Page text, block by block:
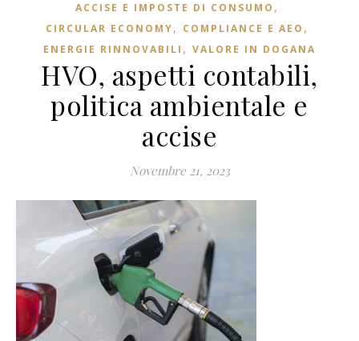
ACCISE E IMPOSTE DI CONSUMO ,
CIRCULAR ECONOMY, COMPLIANCE E AEO ,
ENERGIE RINNOVABILI , VALORE IN DOGANA
HVO, aspetti contabili,
politica ambientale e
accise
Novembre 21, 2023